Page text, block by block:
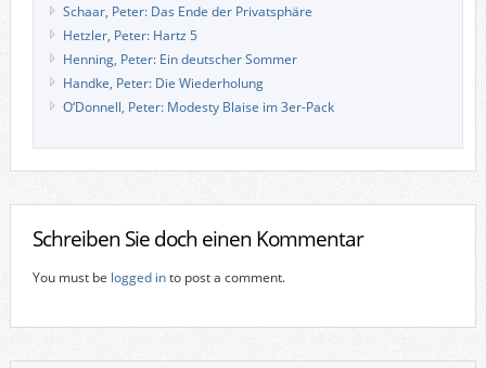
Schaar, Peter: Das Ende der Privatsphäre
Hetzler, Peter: Hartz 5
Henning, Peter: Ein deutscher Sommer
Handke, Peter: Die Wiederholung
O‘Donnell, Peter: Modesty Blaise im 3er-Pack
Schreiben Sie doch einen Kommentar
You must be logged into post a comment.